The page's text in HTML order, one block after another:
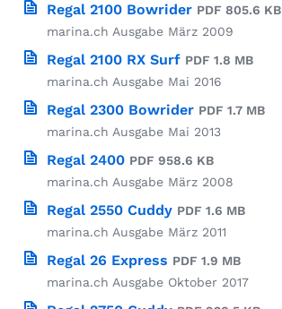
Regal 2100 Bowrider PDF 805.6 KB
marina.ch Ausgabe März 2009
Regal 2100 RX Surf PDF 1.8 MB
marina.ch Ausgabe Mai 2016
Regal 2300 Bowrider PDF 1.7 MB
marina.ch Ausgabe Mai 2013
Regal 2400 PDF 958.6 KB
marina.ch Ausgabe März 2008
Regal 2550 Cuddy PDF 1.6 MB
marina.ch Ausgabe März 2011
Regal 26 Express PDF 1.9 MB
marina.ch Ausgabe Oktober 2017